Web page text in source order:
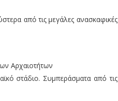
από τις μεγάλες ανασκαφικές
Αρχαιοτήτων
στάδιο. Συμπεράσματα από τις